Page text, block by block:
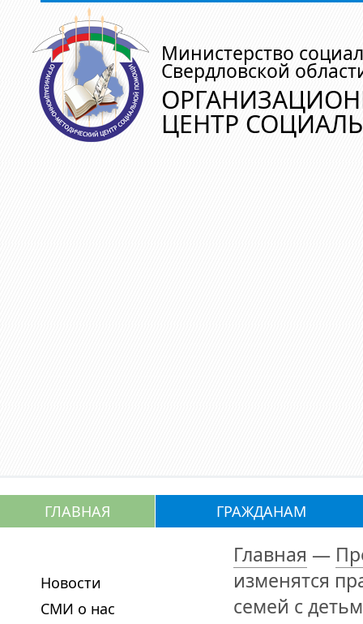
Министерство
Свердловской
ЦЕНТР
ГЛАВНАЯ ГРАЖДАНАМ
Главная —
изменятся
семей с
Новости
СМИ о нас